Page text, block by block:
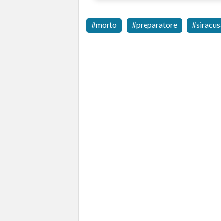
morto preparatore